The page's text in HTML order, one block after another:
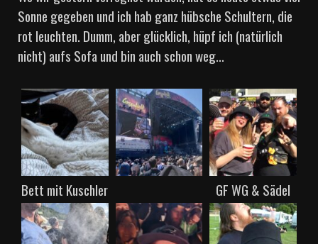
Sonne gegeben und ich hab ganz hübsche Schultern, die
rot leuchten. Dumm, aber glücklich, hüpf ich (natürlich
nicht) aufs Sofa und bin auch schon weg…
Bett mit Kuschler GF WG & Sädel